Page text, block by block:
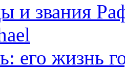
и звания
его жизнь